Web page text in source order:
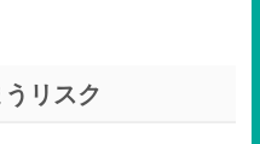
リスク